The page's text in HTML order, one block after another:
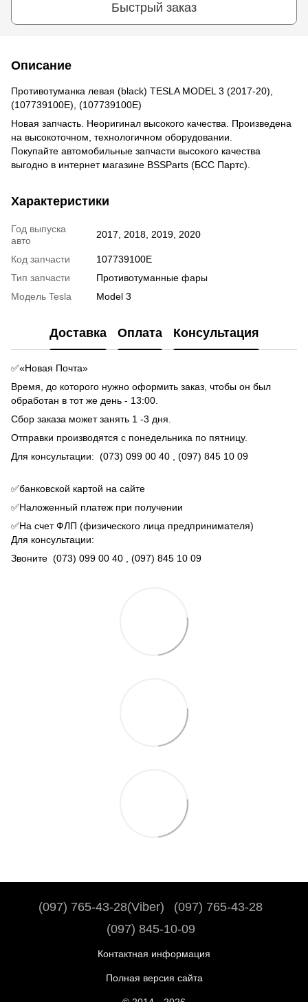
Быстрый заказ
Описание
Противотуманка левая (black) TESLA MODEL 3 (2017-20),
(107739100E), (107739100E)
Новая запчасть. Неоригинал высокого качества. Произведена
на высокоточном, технологичном оборудовании.
Покупайте автомобильные запчасти высокого качества
выгодно в интернет магазине BSSParts (БСС Партс).
Характеристики
Год выпуска
авто
2017, 2018, 2019, 2020
Код запчасти
107739100E
Тип запчасти
Противотуманные фары
Модель Tesla
Model 3
Доставка Оплата Консультация
✅«Новая Почта»
Время, до которого нужно оформить заказ, чтобы он был
обработан в тот же день - 13:00.
Сбор заказа может занять 1 -3 дня.
Отправки производятся с понедельника по пятницу.
Для консультации: (073) 099 00 40 , (097) 845 10 09
✅банковской картой на сайте
✅Наложенный платеж при получении
✅На счет ФЛП (физического лица предпринимателя)
Для консультации:
Звоните (073) 099 00 40 , (097) 845 10 09
(097) 765-43-28(Viber)
(097) 765-43-28
(097) 845-10-09
Контактная информация
Полная версия сайта